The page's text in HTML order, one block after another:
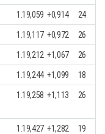
1.19,059 +0,914 24
1.19,117 +0,972 26
1.19,212 +1,067 26
1.19,244 +1,099 18
1.19,258 +1,113 26
1.19,427 +1,282 19